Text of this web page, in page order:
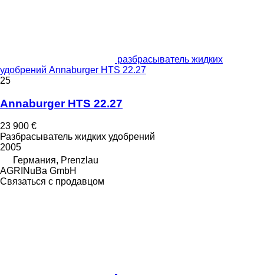
разбрасыватель жидких
удобрений Annaburger HTS 22.27
25
Annaburger HTS 22.27
23 900 €
Разбрасыватель жидких удобрений
2005
Германия, Prenzlau
AGRINuBa GmbH
Связаться с продавцом